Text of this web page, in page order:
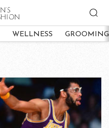
WELLNESS GROOMING